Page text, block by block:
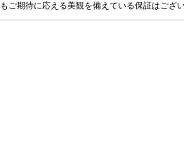
もご期待に応える美観を備えている保証はござい